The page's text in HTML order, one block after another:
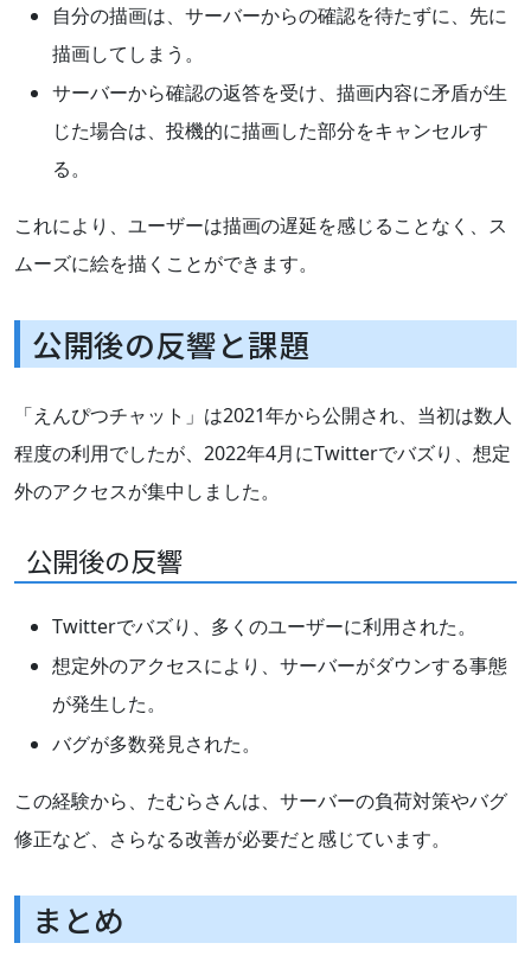
自分の描画は、サーバーからの確認を待たずに、先に
描画してしまう。
サーバーから確認の返答を受け、描画内容に矛盾が生
じた場合は、投機的に描画した部分をキャンセルす
る。
これにより、ユーザーは描画の遅延を感じることなく、ス
ムーズに絵を描くことができます。
公開後の反響と課題
「えんぴつチャット」は2021年から公開され、当初は数人
程度の利用でしたが、2022年4月にTwitterでバズり、想定
外のアクセスが集中しました。
公開後の反響
Twitterでバズり、多くのユーザーに利用された。
想定外のアクセスにより、サーバーがダウンする事態
が発生した。
バグが多数発見された。
この経験から、たむらさんは、サーバーの負荷対策やバグ
修正など、さらなる改善が必要だと感じています。
まとめ